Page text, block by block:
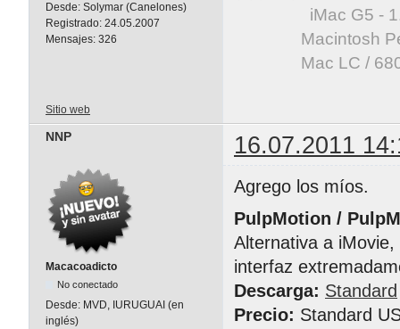
Desde: Solymar (Canelones)
Registrado: 24.05.2007
Mensajes: 326
iMac G5 - 1.83
Macintosh
Mac LC / 68020
Sitio web
NNP 16.07.2011
Macacoadicto
No conectado
Desde: MVD, IURUGUAI (en
inglés)
Agrego los míos.
PulpMotion /
Alternativa a
interfaz
Descarga: Standard
Precio: Standard